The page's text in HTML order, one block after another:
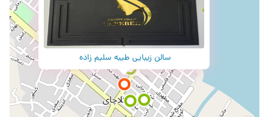
سالن زیبایی طیبه سلیم زاده